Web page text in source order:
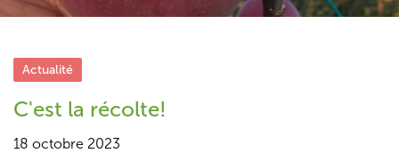
Actualité
C'est la récolte!
18 octobre 2023